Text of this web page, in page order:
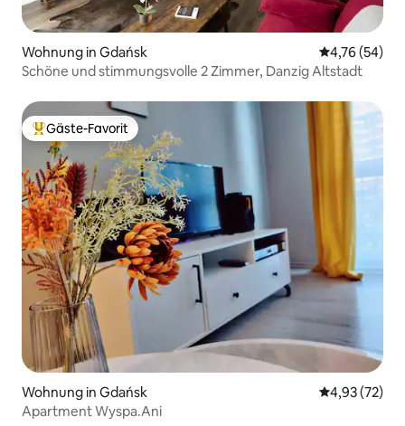
Wohnung in Gdańsk
4,76 (54)
Schöne und stimmungsvolle 2 Zimmer, Danzig Altstadt
Beliebter Gäste-Favorit.
Gäste-Favorit
Wohnung in Gdańsk
4,93 (72)
Apartment Wyspa.Ani